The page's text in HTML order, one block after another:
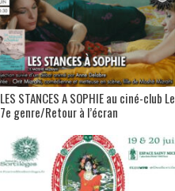
LES STANCES A SOPHIE au ciné-club Le
7e genre/Retour à l’écran